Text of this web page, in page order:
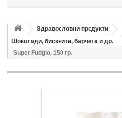
Здравословни продукти
Шоколади, бисквити, барчета и др.
Super Fudgio, 150 гр.